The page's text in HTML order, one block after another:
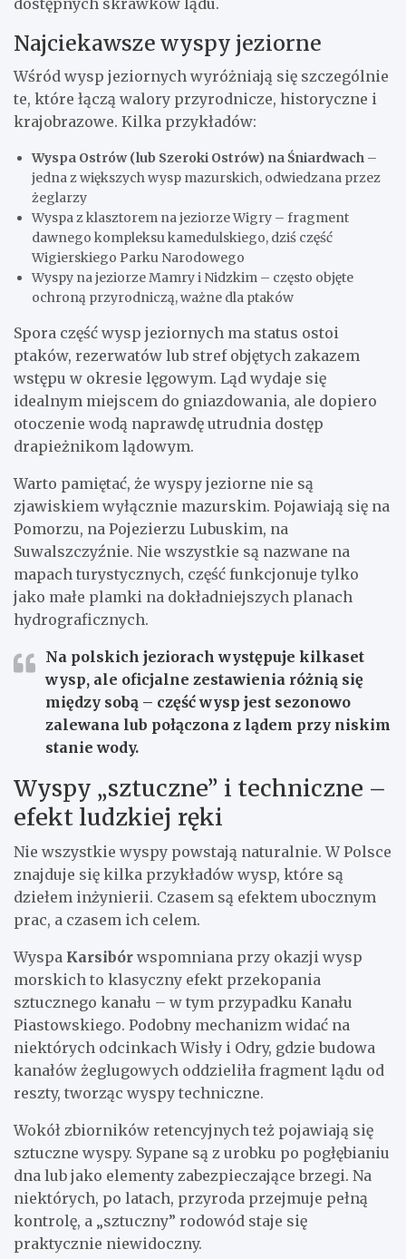
Najciekawsze wyspy jeziorne
Wśród wysp jeziornych wyróżniają się szczególnie
te, które łączą walory przyrodnicze, historyczne i
krajobrazowe. Kilka przykładów:
Wyspa Ostrów (lub Szeroki Ostrów) na Śniardwach –
jedna z większych wysp mazurskich, odwiedzana przez
żeglarzy
Wyspa z klasztorem na jeziorze Wigry – fragment
dawnego kompleksu kamedulskiego, dziś część
Wigierskiego Parku Narodowego
Wyspy na jeziorze Mamry i Nidzkim – często objęte
ochroną przyrodniczą, ważne dla ptaków
Spora część wysp jeziornych ma status ostoi
ptaków, rezerwatów lub stref objętych zakazem
wstępu w okresie lęgowym. Ląd wydaje się
idealnym miejscem do gniazdowania, ale dopiero
otoczenie wodą naprawdę utrudnia dostęp
drapieżnikom lądowym.
Warto pamiętać, że wyspy jeziorne nie są
zjawiskiem wyłącznie mazurskim. Pojawiają się na
Pomorzu, na Pojezierzu Lubuskim, na
Suwalszczyźnie. Nie wszystkie są nazwane na
mapach turystycznych, część funkcjonuje tylko
jako małe plamki na dokładniejszych planach
hydrograficznych.
Na polskich jeziorach występuje kilkaset
wysp, ale oficjalne zestawienia różnią się
między sobą – część wysp jest sezonowo
zalewana lub połączona z lądem przy niskim
stanie wody.
Wyspy „sztuczne” i techniczne –
efekt ludzkiej ręki
Nie wszystkie wyspy powstają naturalnie. W Polsce
znajduje się kilka przykładów wysp, które są
dziełem inżynierii. Czasem są efektem ubocznym
prac, a czasem ich celem.
Wyspa Karsibór wspomniana przy okazji wysp
morskich to klasyczny efekt przekopania
sztucznego kanału – w tym przypadku Kanału
Piastowskiego. Podobny mechanizm widać na
niektórych odcinkach Wisły i Odry, gdzie budowa
kanałów żeglugowych oddzieliła fragment lądu od
reszty, tworząc wyspy techniczne.
Wokół zbiorników retencyjnych też pojawiają się
sztuczne wyspy. Sypane są z urobku po pogłębianiu
dna lub jako elementy zabezpieczające brzegi. Na
niektórych, po latach, przyroda przejmuje pełną
kontrolę, a „sztuczny” rodowód staje się
praktycznie niewidoczny.